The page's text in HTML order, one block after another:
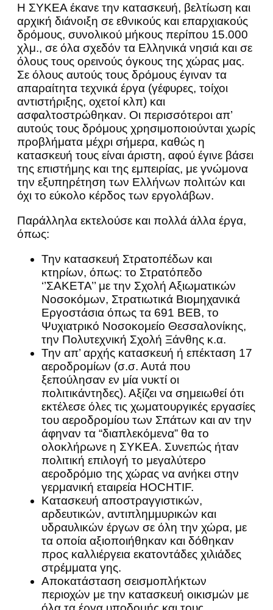
Η ΣΥΚΕΑ έκανε την κατασκευή, βελτίωση και
αρχική διάνοιξη σε εθνικούς και επαρχιακούς
δρόμους, συνολικού μήκους περίπου 15.000
χλμ., σε όλα σχεδόν τα Ελληνικά νησιά και σε
όλους τους ορεινούς όγκους της χώρας μας.
Σε όλους αυτούς τους δρόμους έγιναν τα
απαραίτητα τεχνικά έργα (γέφυρες, τοίχοι
αντιστήριξης, οχετοί κλπ) και
ασφαλτοστρώθηκαν. Οι περισσότεροι απ’
αυτούς τους δρόμους χρησιμοποιούνται χωρίς
προβλήματα μέχρι σήμερα, καθώς η
κατασκευή τους είναι άριστη, αφού έγινε βάσει
της επιστήμης και της εμπειρίας, με γνώμονα
την εξυπηρέτηση των Ελλήνων πολιτών και
όχι το εύκολο κέρδος των εργολάβων.
Παράλληλα εκτελούσε και πολλά άλλα έργα,
όπως:
Την κατασκευή Στρατοπέδων και
κτηρίων, όπως: το Στρατόπεδο
‘’ΣΑΚΕΤΑ’’ με την Σχολή Αξιωματικών
Νοσοκόμων, Στρατιωτικά Βιομηχανικά
Εργοστάσια όπως τα 691 ΒΕΒ, το
Ψυχιατρικό Νοσοκομείο Θεσσαλονίκης,
την Πολυτεχνική Σχολή Ξάνθης κ.α.
Την απ’ αρχής κατασκευή ή επέκταση 17
αεροδρομίων (σ.σ. Αυτά που
ξεπούλησαν εν μία νυκτί οι
πολιτικάντηδες). Αξίζει να σημειωθεί ότι
εκτέλεσε όλες τις χωματουργικές εργασίες
του αεροδρομίου των Σπάτων και αν την
άφηναν τα “διαπλεκόμενα” θα το
ολοκλήρωνε η ΣΥΚΕΑ. Συνεπώς ήταν
πολιτική επιλογή το μεγαλύτερο
αεροδρόμιο της χώρας να ανήκει στην
γερμανική εταιρεία HOCHTIF.
Κατασκευή αποστραγγιστικών,
αρδευτικών, αντιπλημμυρικών και
υδραυλικών έργων σε όλη την χώρα, με
τα οποία αξιοποιήθηκαν και δόθηκαν
προς καλλιέργεια εκατοντάδες χιλιάδες
στρέμματα γης.
Αποκατάσταση σεισμοπλήκτων
περιοχών με την κατασκευή οικισμών με